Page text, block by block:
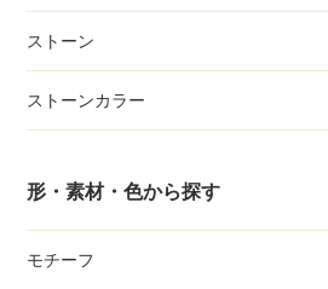
ストーン
ストーンカラー
形・素材・色から探す
モチーフ